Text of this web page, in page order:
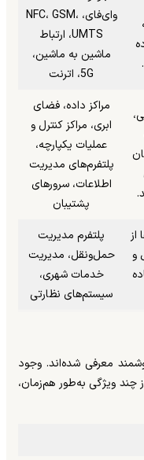
وای‌فای، NFC، GSM،
UMTS، ارتباط
ماشین به ماشین،
5G، اترنت
مراکز داده، فضای
ابری، مراکز کنترل و
عملیات یکپارچه،
پلتفرم‌های مدیریت
اطلاعات، سرورهای
پشتیبان
از
و
پلتفرم مدیریت
حمل‌ونقل، مدیریت
خدمات شهری،
سیستم‌های نظارتی
معرفی شده‌اند. وجود
چند ویژگی به‌طور هم‌زمان،